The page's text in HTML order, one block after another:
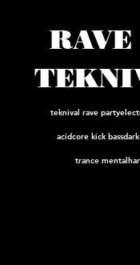
teknival rave party
acidcore kick bass
trance mental